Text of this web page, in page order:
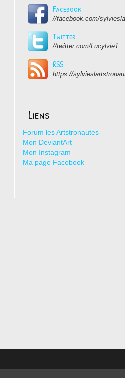
Facebook
//facebook.com/
Twitter
//twitter.com/Lucylvie1
RSS
https://
Liens
Forum les Artstronautes
Mon DeviantArt
Mon Instagram
Ma page Facebook